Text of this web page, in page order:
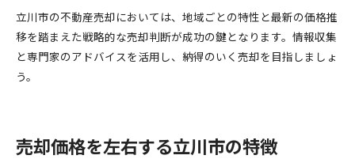
立川市の不動産売却においては、地域ごとの特性と最新の価格推
移を踏まえた戦略的な売却判断が成功の鍵となります。情報収集
と専門家のアドバイスを活用し、納得のいく売却を目指しましょ
う。
売却価格を左右する立川市の特徴